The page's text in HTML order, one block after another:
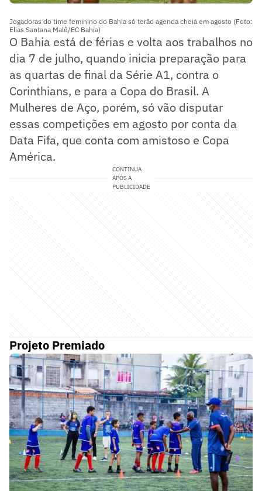
Jogadoras do time feminino do Bahia só terão agenda cheia em agosto (Foto:
Elias Santana Malê/EC Bahia)
O Bahia está de férias e volta aos trabalhos no
dia 7 de julho, quando inicia preparação para
as quartas de final da Série A1, contra o
Corinthians, e para a Copa do Brasil. A
Mulheres de Aço, porém, só vão disputar
essas competições em agosto por conta da
Data Fifa, que conta com amistoso e Copa
América.
CONTINUA
APÓS A
PUBLICIDADE
Projeto Premiado